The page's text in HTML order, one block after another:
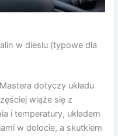
w dieslu (typowe dla
dotyczy układu
wiąże się z
i temperatury, układem
w dolocie, a skutkiem